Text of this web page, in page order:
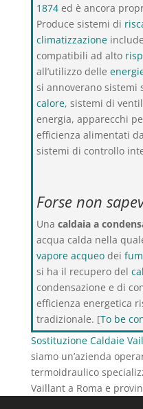
1874ed è ancora
Produce sistemi di
climatizzazione
compatibili ad alto
all’utilizzo delle
si annoverano sistemi
calore, sistemi di
energia, apparecchi
efficienza alimentati da
sistemi di controllo
Forse non
Una caldaia a
acqua calda nella
vapore acqueodei
si ha il recupero del
condensazione e di
efficienza energetica
tradizionale. [To be
Sostituzione Caldaie
siamo un’azienda
termoidraulico
Vaillant a Roma e